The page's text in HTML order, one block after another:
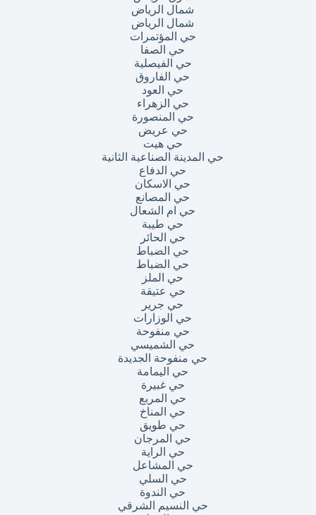
شمال الرياض
شمال الرياض
حي المؤتمرات
حي الصفا
حي الفيصلية
حي الفاروق
حي العود
حي الزهراء
حي المنصورة
حي عريض
حي هيت
حي المدينة الصناعية الثانية
حي الدفاع
حي الاسكان
حي المصانع
حي ام الشعال
حي طيبة
حي الحائر
حي الضباط
حي الضباط
حي الملز
حي عتيقة
حي جرير
حي الوزارات
حي منفوحة
حي الشميسي
حي منفوحة الجديدة
حي اليمامة
حي غبيرة
حي المربع
حي المناخ
حي طويق
حي المرجان
حي الراية
حي المشاعل
حي السلي
حي الندوة
حي النسيم الشرقي